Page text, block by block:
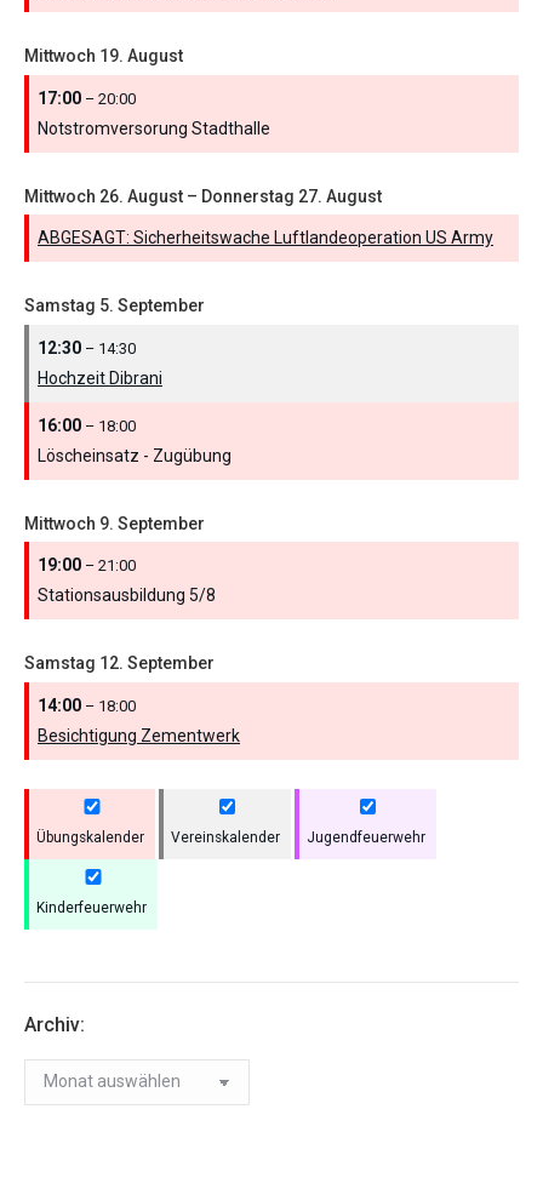
Mittwoch 19. August
17:00 – 20:00
Notstromversorung Stadthalle
Mittwoch 26. August – Donnerstag 27. August
ABGESAGT: Sicherheitswache Luftlandeoperation US Army
Samstag 5. September
12:30 – 14:30
Hochzeit Dibrani
16:00 – 18:00
Löscheinsatz - Zugübung
Mittwoch 9. September
19:00 – 21:00
Stationsausbildung 5/8
Samstag 12. September
14:00 – 18:00
Besichtigung Zementwerk
Übungskalender Vereinskalender Jugendfeuerwehr
Kinderfeuerwehr
Archiv:
Archiv: